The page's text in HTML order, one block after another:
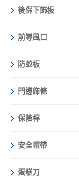
後保下飾板
前導風口
防蚊板
門邊飾條
保險桿
安全帽帶
蛋糕刀